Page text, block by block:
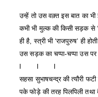
उन्हें तो उस वक़्त इस बात का भी
कभी भी मुल्क की किसी सड़क से
ही है, स्त्री भी ‘राजपुरुष’ ही
उस सड़क का चप्पा-चप्पा उस पर
l l l
सहसा सुभाषचन्द्र की त्यौरी
पके फोड़े की तरह पिलपिली